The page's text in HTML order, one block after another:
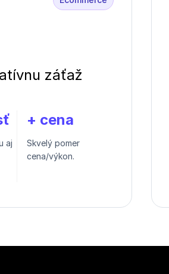
záťaž
aj
+ cena
Skvelý pomer
cena/výkon.